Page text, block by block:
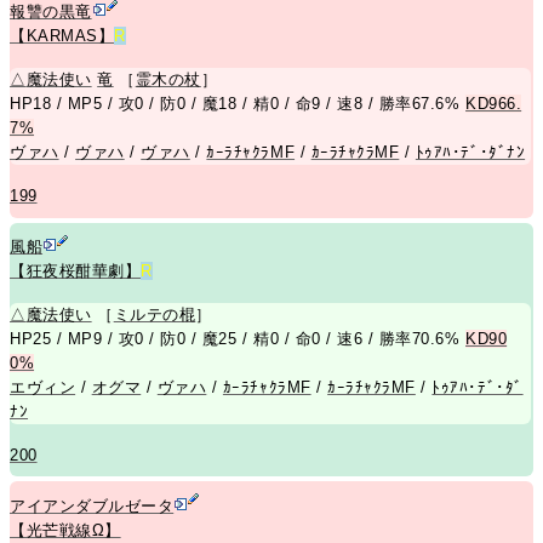
報讐の黒竜
【KARMAS】
R
△ 魔法使い 竜 ［ 霊木の杖 ］
HP18 / MP5 / 攻0 / 防0 / 魔18 / 精0 / 命9 / 速8 / 勝率67.6% KD966.
7%
ヴァハ / ヴァハ / ヴァハ /ｶｰﾗﾁｬｸﾗMF / ｶｰﾗﾁｬｸﾗMF / ﾄｩｱﾊ･ﾃﾞ･ﾀﾞﾅﾝ
199
風船
【狂夜桜酣華劇】
R
△ 魔法使い ［ ミルテの棍］
HP25 / MP9 / 攻0 / 防0 / 魔25 / 精0 / 命0 / 速6 / 勝率70.6% KD90
0%
エヴィン / オグマ / ヴァハ / ｶｰﾗﾁｬｸﾗMF /ｶｰﾗﾁｬｸﾗMF / ﾄｩｱﾊ･ﾃﾞ･ﾀﾞ
ﾅﾝ
200
アイアンダブルゼータ
【光芒戦線Ω】